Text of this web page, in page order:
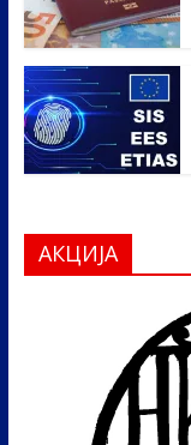
АКЦИЈА